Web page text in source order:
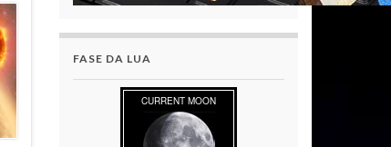
FASE DA LUA